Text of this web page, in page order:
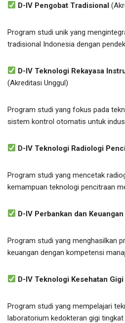
D-IV Pengobat Tradisional
Program studi unik yang
tradisional Indonesia dengan
D-IV Teknologi Rekayasa
(Akreditasi Unggul)
Program studi yang fokus pada
sistem kontrol otomatis untuk
D-IV Teknologi Radiologi
Program studi yang mencetak
kemampuan teknologi pencitraan
D-IV Perbankan dan Keuangan
Program studi yang menghasilkan
keuangan dengan kompetensi
D-IV Teknologi Kesehatan Gigi
Program studi yang mempelajari
laboratorium kedokteran gigi tingkat